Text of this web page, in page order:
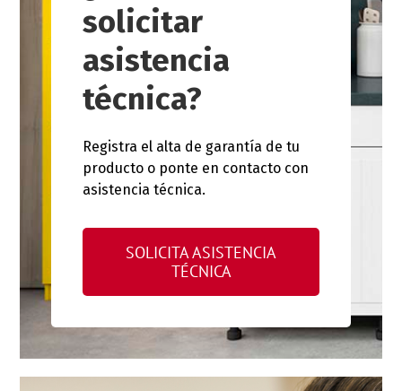
solicitar
asistencia
técnica?
Registra el alta de garantía de tu
producto o ponte en contacto con
asistencia técnica.
SOLICITA ASISTENCIA
TÉCNICA